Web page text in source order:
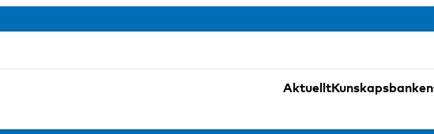
AktuelltKunskapsbanken